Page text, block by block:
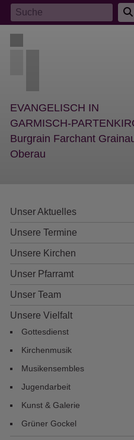
Direkt
zum
Inhalt
EVANGELISCH IN
GARMISCH-
Burgrain Farchant
Oberau
Unser Aktuelles
Unsere Termine
Unsere Kirchen
Unser Pfarramt
Unser Team
Unsere Vielfalt
Gottesdienst
Kirchenmusik
Musikensembles
Jugendarbeit
Kunst & Galerie
Grüner Gockel